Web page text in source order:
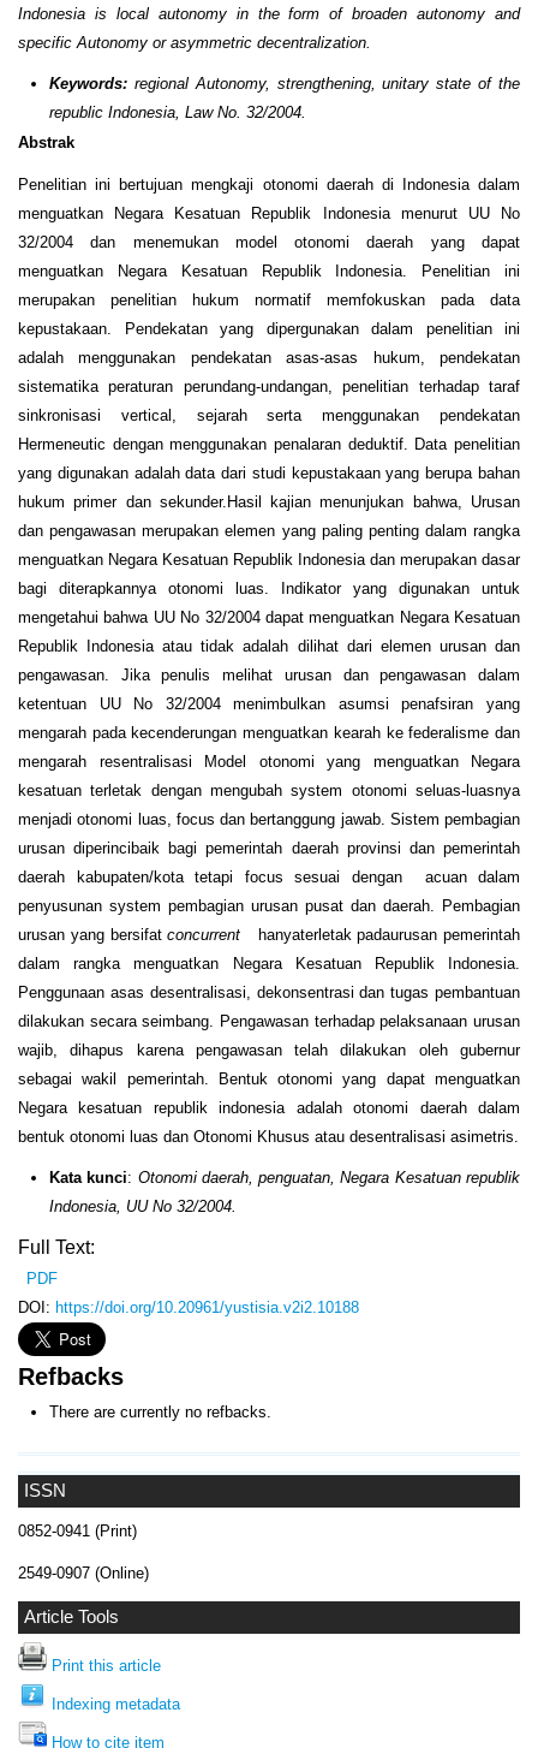
ISSN
0852-0941 (Print)
2549-0907 (Online)
Article Tools
Print this article
Indexing metadata
How to cite item
Indonesia is local autonomy in the form of broaden autonomy and
specific Autonomy or asymmetric decentralization.
Keywords: regional Autonomy, strengthening, unitary state of the
republic Indonesia, Law No. 32/2004.
Abstrak
Penelitian ini bertujuan mengkaji otonomi daerah di Indonesia dalam
menguatkan Negara Kesatuan Republik Indonesia menurut UU No
32/2004 dan menemukan model otonomi daerah yang dapat
menguatkan Negara Kesatuan Republik Indonesia. Penelitian ini
merupakan penelitian hukum normatif memfokuskan pada data
kepustakaan. Pendekatan yang dipergunakan dalam penelitian ini
adalah menggunakan pendekatan asas-asas hukum, pendekatan
sistematika peraturan perundang-undangan, penelitian terhadap taraf
sinkronisasi vertical, sejarah serta menggunakan pendekatan
Hermeneutic dengan menggunakan penalaran deduktif. Data penelitian
yang digunakan adalah data dari studi kepustakaan yang berupa bahan
hukum primer dan sekunder.Hasil kajian menunjukan bahwa, Urusan
dan pengawasan merupakan elemen yang paling penting dalam rangka
menguatkan Negara Kesatuan Republik Indonesia dan merupakan dasar
bagi diterapkannya otonomi luas. Indikator yang digunakan untuk
mengetahui bahwa UU No 32/2004 dapat menguatkan Negara Kesatuan
Republik Indonesia atau tidak adalah dilihat dari elemen urusan dan
pengawasan. Jika penulis melihat urusan dan pengawasan dalam
ketentuan UU No 32/2004 menimbulkan asumsi penafsiran yang
mengarah pada kecenderungan menguatkan kearah ke federalisme dan
mengarah resentralisasi Model otonomi yang menguatkan Negara
kesatuan terletak dengan mengubah system otonomi seluas-luasnya
menjadi otonomi luas, focus dan bertanggung jawab. Sistem pembagian
urusan diperincibaik bagi pemerintah daerah provinsi dan pemerintah
daerah kabupaten/kota tetapi focus sesuai dengan acuan dalam
penyusunan system pembagian urusan pusat dan daerah. Pembagian
urusan yang bersifatconcurrent
hanyaterletak padaurusan pemerintah
dalam rangka menguatkan Negara Kesatuan Republik Indonesia.
Penggunaan asas desentralisasi, dekonsentrasi dan tugas pembantuan
dilakukan secara seimbang. Pengawasan terhadap pelaksanaan urusan
wajib, dihapus karena pengawasan telah dilakukan oleh gubernur
sebagai wakil pemerintah. Bentuk otonomi yang dapat menguatkan
Negara kesatuan republik indonesia adalah otonomi daerah dalam
bentuk otonomi luas dan Otonomi Khusus atau desentralisasi asimetris.
Kata kunci: Otonomi daerah, penguatan, Negara Kesatuan republik
Indonesia, UU No 32/2004.
Full Text:
PDF
DOI: https://doi.org/10.20961/yustisia.v2i2.10188
Refbacks
There are currently no refbacks.